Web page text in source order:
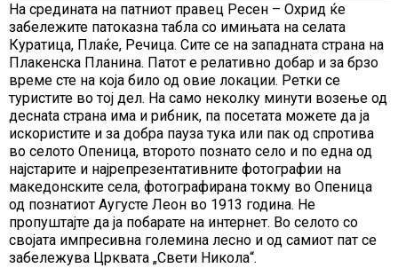
На средината на патниот правец Ресен – Охрид ќе
забележите патоказна табла со имињата на селата
Куратица, Плаќе, Речица. Сите се на западната страна на
Плакенска Планина. Патот е релативно добар и за брзо
време сте на која било од овие локации. Ретки се
туристите во тој дел. На само неколку минути возење од
деснаta страна има и рибник, па посетата можете да ја
искористите и за добра пауза тука или пак од спротива
во селото Опеница, второто познато село и по една од
најстарите и најрепрезентативните фотографии на
македонските села, фотографирана токму во Опеница
од познатиот Аугусте Леон во 1913 година. Не
пропуштајте да ја побарате на интернет. Во селото со
својата импресивна големина лесно и од самиот пат се
забележува Црквата „Свети Никола“.